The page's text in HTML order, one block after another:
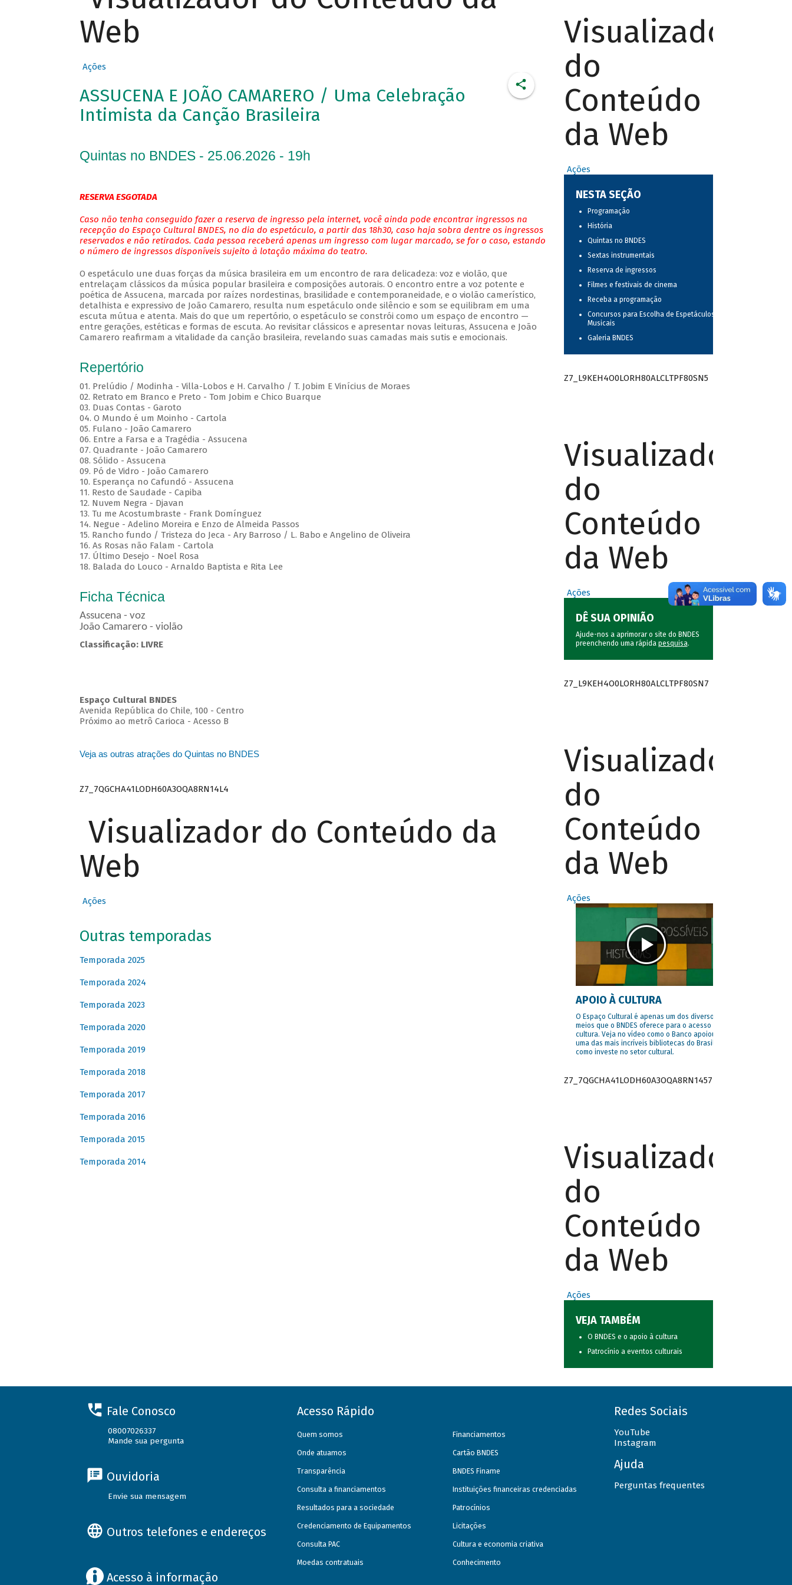
Web
Ações
ASSUCENA E JOÃO CAMARERO / Uma Celebração
Intimista da Canção Brasileira
Quintas no BNDES - 25.06.2026 - 19h
RESERVA ESGOTADA
Caso não tenha conseguido fazer a reserva de ingresso pela internet, você ainda pode encontrar ingressos na
recepção do Espaço Cultural BNDES, no dia do espetáculo, a partir das 18h30, caso haja sobra dentre os ingressos
reservados e não retirados. Cada pessoa receberá apenas um ingresso com lugar marcado, se for o caso, estando
o número de ingressos disponíveis sujeito à lotação máxima do teatro.
O espetáculo une duas forças da música brasileira em um encontro de rara delicadeza: voz e violão, que
entrelaçam clássicos da música popular brasileira e composições autorais. O encontro entre a voz potente e
poética de Assucena, marcada por raízes nordestinas, brasilidade e contemporaneidade, e o violão camerístico,
detalhista e expressivo de João Camarero, resulta num espetáculo onde silêncio e som se equilibram em uma
escuta mútua e atenta. Mais do que um repertório, o espetáculo se constrói como um espaço de encontro —
entre gerações, estéticas e formas de escuta. Ao revisitar clássicos e apresentar novas leituras, Assucena e João
Camarero reafirmam a vitalidade da canção brasileira, revelando suas camadas mais sutis e emocionais.
Repertório
01. Prelúdio / Modinha - Villa-Lobos e H. Carvalho / T. Jobim E Vinícius de Moraes
02. Retrato em Branco e Preto - Tom Jobim e Chico Buarque
03. Duas Contas - Garoto
04. O Mundo é um Moinho - Cartola
05. Fulano - João Camarero
06. Entre a Farsa e a Tragédia - Assucena
07. Quadrante - João Camarero
08. Sólido - Assucena
09. Pó de Vidro - João Camarero
10. Esperança no Cafundó - Assucena
11. Resto de Saudade - Capiba
12. Nuvem Negra - Djavan
13. Tu me Acostumbraste - Frank Domínguez
14. Negue - Adelino Moreira e Enzo de Almeida Passos
15. Rancho fundo / Tristeza do Jeca - Ary Barroso / L. Babo e Angelino de Oliveira
16. As Rosas não Falam - Cartola
17. Último Desejo - Noel Rosa
18. Balada do Louco - Arnaldo Baptista e Rita Lee
Ficha Técnica
Assucena - voz
João Camarero - violão
Classificação: LIVRE
Espaço Cultural BNDES
Avenida República do Chile, 100 - Centro
Próximo ao metrô Carioca - Acesso B
Veja as outras atrações do Quintas no BNDES
Z7_7QGCHA41LODH60A3OQA8RN14L4
Visualizador do Conteúdo da
Web
Ações
Outras temporadas
Temporada 2025
Temporada 2024
Temporada 2023
Temporada 2020
Temporada 2019
Temporada 2018
Temporada 2017
Temporada 2016
Temporada 2015
Temporada 2014
Visualizador
do
Conteúdo
da Web
Ações
NESTA SEÇÃO
Programação
História
Quintas no BNDES
Sextas instrumentais
Reserva de ingressos
Filmes e festivais de cinema
Receba a programação
Concursos para Escolha de Espetáculos
Musicais
Galeria BNDES
Z7_L9KEH4O0LORH80ALCLTPF80SN5
Visualizador
do
Conteúdo
da Web
Ações
DÊ SUA OPINIÃO
Ajude-nos a aprimorar o site do BNDES
preenchendo uma rápida pesquisa.
Z7_L9KEH4O0LORH80ALCLTPF80SN7
Visualizador
do
Conteúdo
da Web
Ações
APOIO À CULTURA
O Espaço Cultural é apenas um dos diversos
meios que o BNDES oferece para o acesso à
cultura. Veja no vídeo como o Banco apoiou
uma das mais incríveis bibliotecas do Brasil e
como investe no setor cultural.
Z7_7QGCHA41LODH60A3OQA8RN1457
Visualizador
do
Conteúdo
da Web
Ações
VEJA TAMBÉM
O BNDES e o apoio à cultura
Patrocínio a eventos culturais
Fale Conosco
08007026337
Mande sua pergunta
Ouvidoria
Envie sua mensagem
Outros telefones e endereços
Acesso à informação
Acesso Rápido
Quem somos
Onde atuamos
Transparência
Consulta a financiamentos
Resultados para a sociedade
Credenciamento de Equipamentos
Consulta PAC
Moedas contratuais
Financiamentos
Cartão BNDES
BNDES Finame
Instituições financeiras credenciadas
Patrocínios
Licitações
Cultura e economia criativa
Conhecimento
Redes Sociais
YouTube
Instagram
Ajuda
Perguntas frequentes